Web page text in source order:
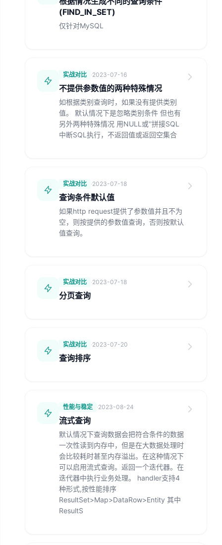
(FIND_IN_SET)
仅针对MySQL
实战对比 ·2023-07-16
不提供参数值的两种特殊情况
如根据类别查询时，如果没有提供类别
值。 默认情况下是忽略类别条件 但也有
另外两种特殊情况 用NULL或''拼接SQL
中断SQL执行，不返回值或返回空集合
实战对比 ·2023-07-18
查询条件默认值
如果http request提供了参数值并且不为
空，则按提供的参数值查询，否则按默认
值查询。
实战对比 ·2023-07-18
分页查询
实战对比 ·2023-07-20
查询排序
性能与稳定 ·2023-08-24
流式查询
默认情况下查询数据会把符合条件的数据
一次性读到内存中，但是在大数据处理时
会比较耗时甚至内存溢出。在这种情况下
可以启用流式查询。返回一个迭代器。在
迭代器中执行业务处理。 handler支持4
种形式,按性能排序
ResultSet>Map>DataRow>Entity 其中
ResultS